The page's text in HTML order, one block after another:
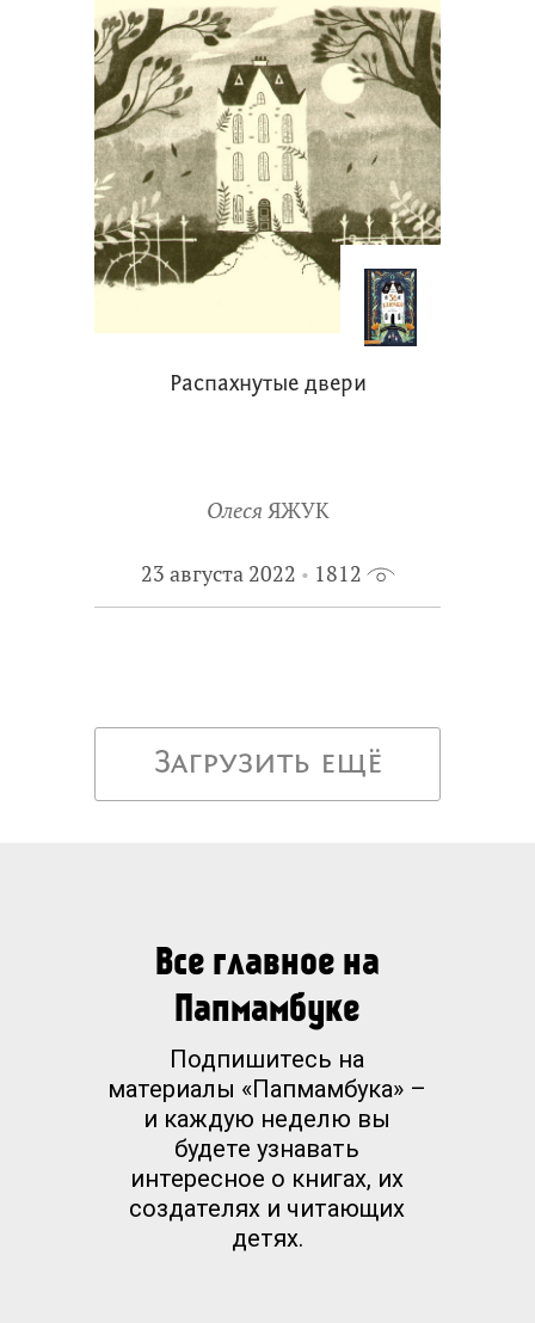
Распахнутые двери
Олеся ЯЖУК
23 августа 2022 1812
Загрузить ещё
Все главное на
Папмамбуке
Подпишитесь на
материалы «Папмамбука» –
и каждую неделю вы
будете узнавать
интересное о книгах, их
создателях и читающих
детях.